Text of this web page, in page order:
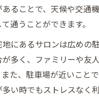
ることで、天候や交通
通うことができます。
にあるサロンは広めの
多く、ファミリーや友
た、駐車場が近いこと
い時でもストレスなく